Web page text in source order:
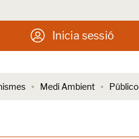
Inicia sessió
Medi Ambient Público